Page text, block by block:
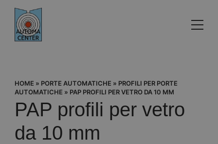
HOME » PORTE AUTOMATICHE » PROFILI PER PORTE
AUTOMATICHE » PAP PROFILI PER VETRO DA 10 MM
PAP profili per vetro
da 10 mm